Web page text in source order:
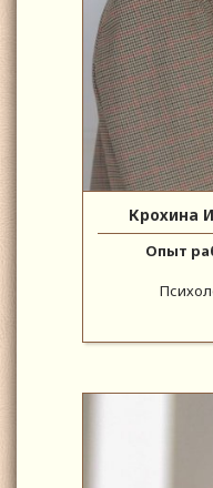
Крохина
Опыт